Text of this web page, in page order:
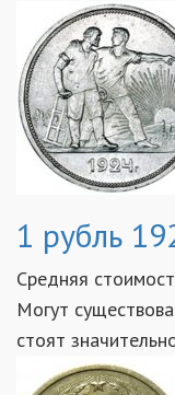
1 рубль
Средняя
Могут
стоят